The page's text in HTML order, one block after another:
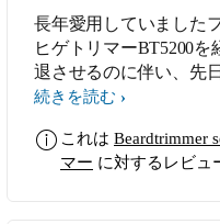
長年愛用していました
ヒゲトリマーBT5200を
退させるのに伴い、先
換えました。ヒゲトリ
週に最低2回は使用し
気に入っています。 以
続きを読む
これは Beardtrimmer
マー に対するレビュ